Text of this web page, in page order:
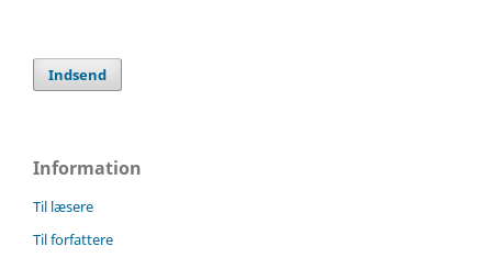
Indsend
Information
Til læsere
Til forfattere